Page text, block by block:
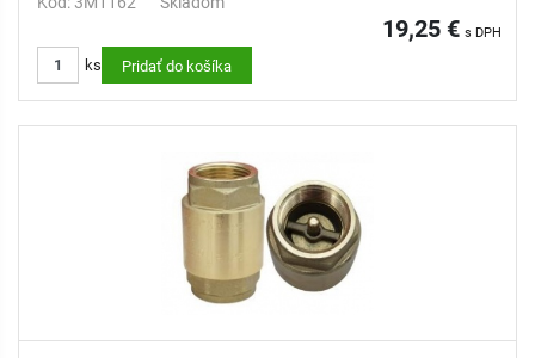
19,25 € s DPH
ks Pridať do košíka